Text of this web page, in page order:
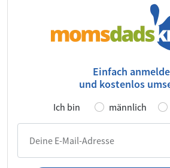
Einfach
und kostenlos
Ich bin männlich
Deine E-Mail-Adresse